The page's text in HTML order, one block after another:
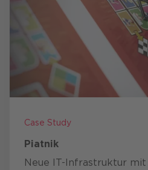
Case Study
Piatnik
Neue IT-Infrastruktur mit